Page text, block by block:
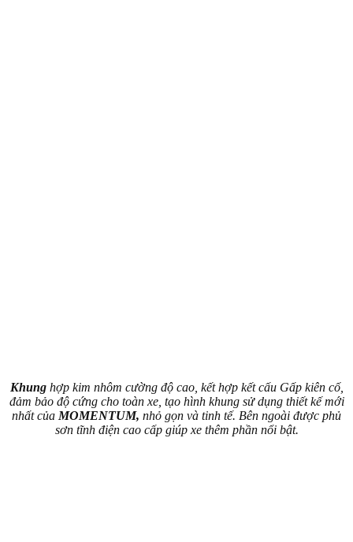
Khunghợp kim nhôm cường độ cao, kết hợp kết cấu Gấp kiên cố,
đảm bảo độ cứng cho toàn xe, tạo hình khung sử dụng thiết kế mới
nhất của MOMENTUM, nhỏ gọn và tinh tế. Bên ngoài được phủ
sơn tĩnh điện cao cấp giúp xe thêm phần nổi bật.